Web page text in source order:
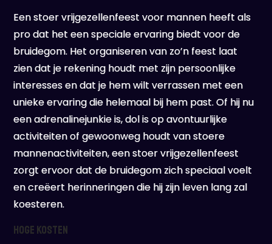
Een stoer vrijgezellenfeest voor mannen heeft als
pro dat het een speciale ervaring biedt voor de
bruidegom. Het organiseren van zo’n feest laat
zien dat je rekening houdt met zijn persoonlijke
interesses en dat je hem wilt verrassen met een
unieke ervaring die helemaal bij hem past. Of hij nu
een adrenalinejunkie is, dol is op avontuurlijke
activiteiten of gewoonweg houdt van stoere
mannenactiviteiten, een stoer vrijgezellenfeest
zorgt ervoor dat de bruidegom zich speciaal voelt
en creëert herinneringen die hij zijn leven lang zal
koesteren.
Hoge kosten